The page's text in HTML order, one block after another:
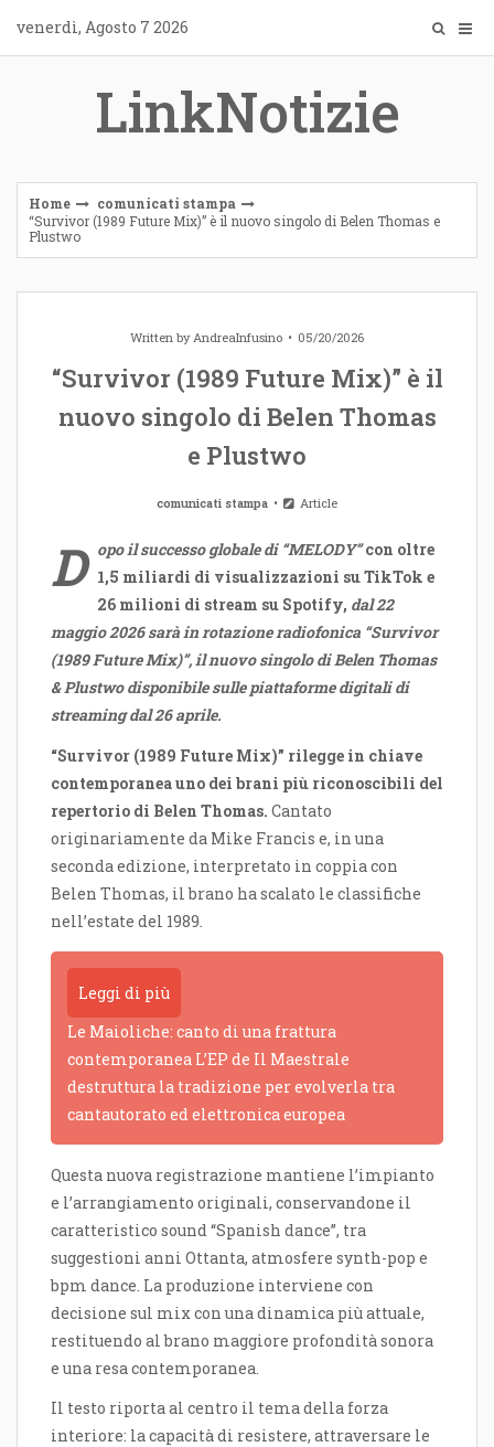
content
venerdì, Agosto 7 2026
LinkNotizie
Home
comunicati stampa
“Survivor (1989 Future Mix)” è il nuovo singolo di Belen Thomas e
Plustwo
Written byAndreaInfusino 05/20/2026
“Survivor (1989 Future Mix)” è il
nuovo singolo di Belen Thomas
e Plustwo
comunicati stampa Article
D opo il successo globale di “MELODY”con oltre
1,5 miliardi di visualizzazioni su TikTok e
26 milioni di stream su Spotify, dal 22
maggio 2026 sarà in rotazione radiofonica “Survivor
(1989 Future Mix)”, il nuovo singolo di Belen Thomas
& Plustwo disponibile sulle piattaforme digitali di
streaming dal 26 aprile.
“Survivor (1989 Future Mix)” rilegge in chiave
contemporanea uno dei brani più riconoscibili del
repertorio di Belen Thomas. Cantato
originariamente da Mike Francis e, in una
seconda edizione, interpretato in coppia con
Belen Thomas, il brano ha scalato le classifiche
nell’estate del 1989.
Leggi di più
Le Maioliche: canto di una frattura
contemporanea L’EP de Il Maestrale
destruttura la tradizione per evolverla tra
cantautorato ed elettronica europea
Questa nuova registrazione mantiene l’impianto
e l’arrangiamento originali, conservandone il
caratteristico sound “Spanish dance”, tra
suggestioni anni Ottanta, atmosfere synth-pop e
bpm dance. La produzione interviene con
decisione sul mix con una dinamica più attuale,
restituendo al brano maggiore profondità sonora
e una resa contemporanea.
Il testo riporta al centro il tema della forza
interiore: la capacità di resistere, attraversare le